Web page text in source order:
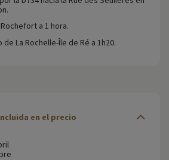
a 1 hora.
La Rochelle-Île de Ré a 1h20.
en el precio